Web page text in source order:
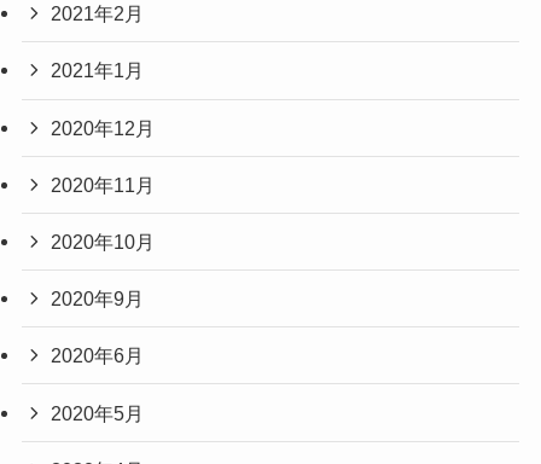
2021年2月
2021年1月
2020年12月
2020年11月
2020年10月
2020年9月
2020年6月
2020年5月